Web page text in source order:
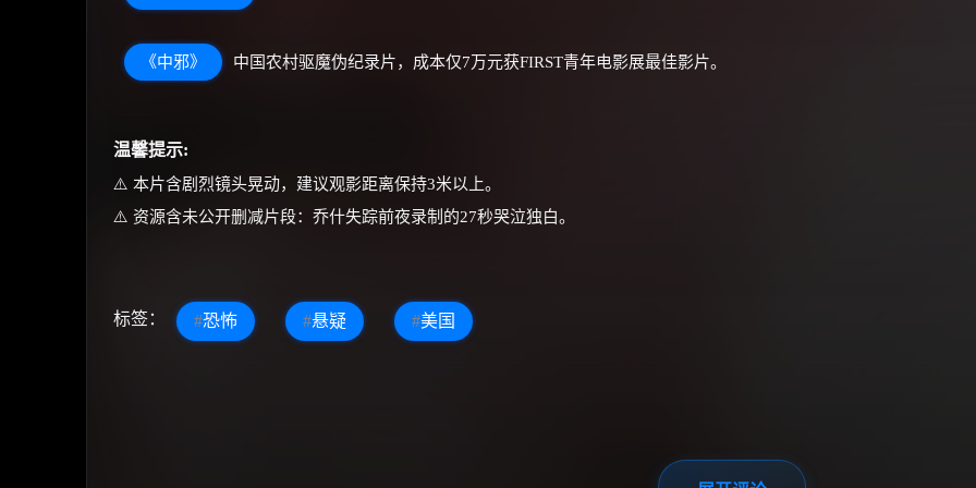
《中邪》 中国农村驱魔伪纪录片，成本仅7万元获FIRST青年电影展最佳影片。
温馨提示:
⚠️ 本片含剧烈镜头晃动，建议观影距离保持3米以上。
⚠️ 资源含未公开删减片段：乔什失踪前夜录制的27秒哭泣独白。
标签： #恐怖 #悬疑 #美国